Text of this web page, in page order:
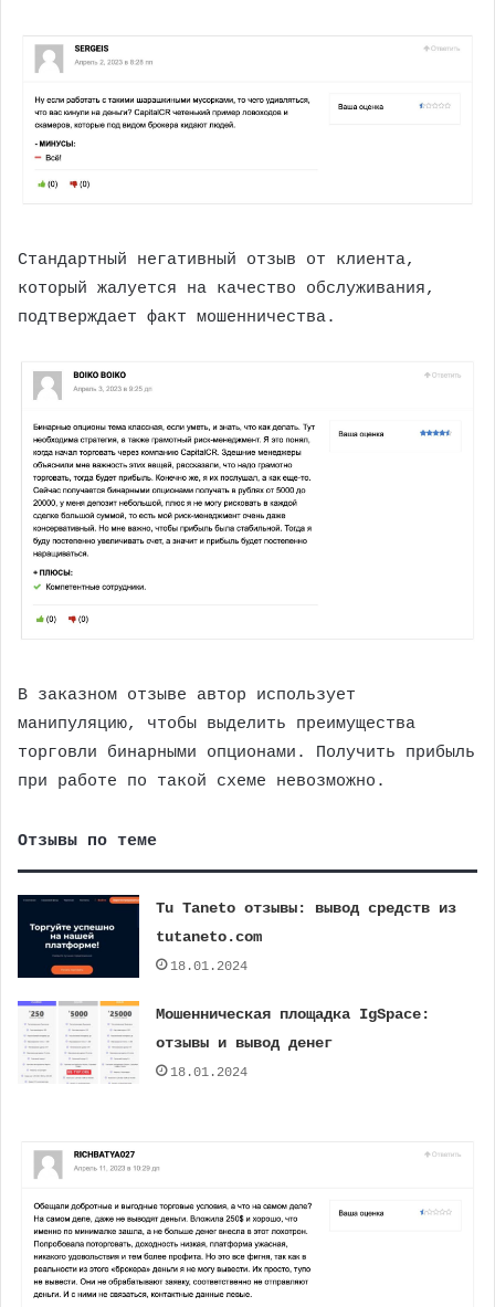
Стандартный негативный отзыв от клиента,
который жалуется на качество обслуживания,
подтверждает факт мошенничества.
В заказном отзыве автор использует
манипуляцию, чтобы выделить преимущества
торговли бинарными опционами. Получить прибыль
при работе по такой схеме невозможно.
Отзывы по теме
Tu Taneto отзывы: вывод средств из
tutaneto.com
18.01.2024
Мошенническая площадка IgSpace:
отзывы и вывод денег
18.01.2024